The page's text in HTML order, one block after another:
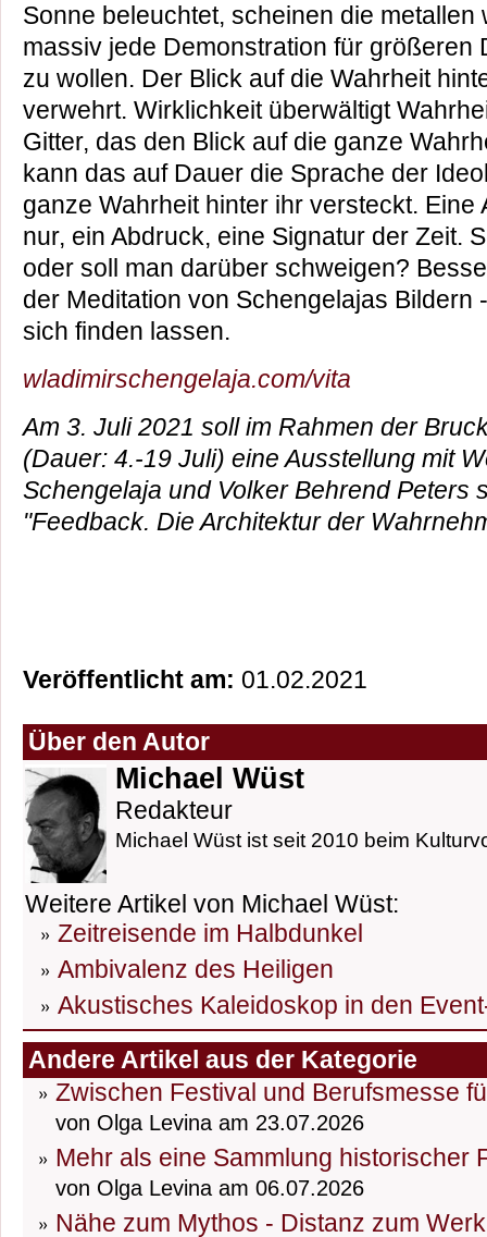
Sonne beleuchtet, scheinen die metallen
massiv jede Demonstration für größeren
zu wollen. Der Blick auf die Wahrheit
verwehrt. Wirklichkeit überwältigt
Gitter, das den Blick auf die ganze
kann das auf Dauer die Sprache der
ganze Wahrheit hinter ihr versteckt. Eine
nur, ein Abdruck, eine Signatur der Zeit.
oder soll man darüber schweigen?
der Meditation von Schengelajas Bildern
sich finden lassen.
wladimirschengelaja.com/vita
Am 3. Juli 2021 soll im Rahmen der
(Dauer: 4.-19 Juli) eine Ausstellung mit
Schengelaja und Volker Behrend Peters
"Feedback. Die Architektur der
Veröffentlicht am: 01.02.2021
Über den Autor
Michael Wüst
Redakteur
Michael Wüst ist seit 2010 beim
Weitere Artikel von Michael Wüst:
Zeitreisende im Halbdunkel
Ambivalenz des Heiligen
Akustisches Kaleidoskop in den
Andere Artikel aus der Kategorie
Zwischen Festival und Berufsmesse
von Olga Levina am 23.07.2026
Mehr als eine Sammlung historischer
von Olga Levina am 06.07.2026
Nähe zum Mythos - Distanz zum Werk